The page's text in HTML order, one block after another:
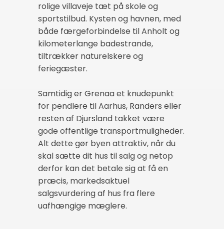
rolige villaveje tæt på skole og
sportstilbud. Kysten og havnen, med
både færgeforbindelse til Anholt og
kilometerlange badestrande,
tiltrækker naturelskere og
feriegæster.
Samtidig er Grenaa et knudepunkt
for pendlere til Aarhus, Randers eller
resten af Djursland takket være
gode offentlige transportmuligheder.
Alt dette gør byen attraktiv, når du
skal sætte dit hus til salg og netop
derfor kan det betale sig at få en
præcis, markedsaktuel
salgsvurdering af hus fra flere
uafhængige mæglere.